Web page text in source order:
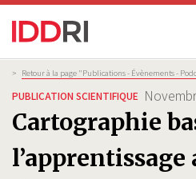
Aller
au
contenu
principal
Fil
d'Ariane
> Retour à la page "Publications - Évènements -
PUBLICATION SCIENTIFIQUE
Cartographie